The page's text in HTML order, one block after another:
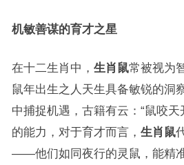
机敏善谋的育才之星
在十二生肖中， 生肖鼠常被视为
鼠年出生之人天生具备敏锐的洞
中捕捉机遇，古籍有云：“鼠咬天
的能力，对于育才而言， 生肖鼠
——他们如同夜行的灵鼠，能精